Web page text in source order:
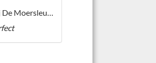
Brouwerij De Moersleutel